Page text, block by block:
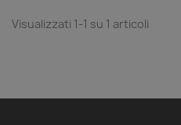
Visualizzati 1-1 su 1 articoli